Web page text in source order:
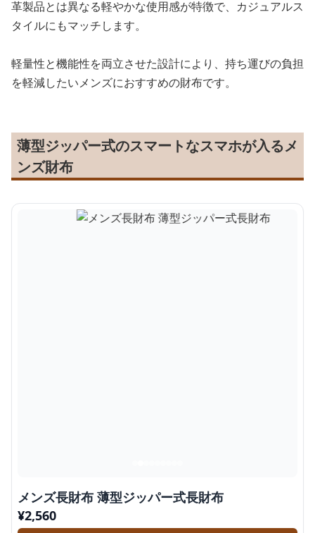
革製品とは異なる軽やかな使用感が特徴で、カジュアルス
タイルにもマッチします。
軽量性と機能性を両立させた設計により、持ち運びの負担
を軽減したいメンズにおすすめの財布です。
薄型ジッパー式のスマートなスマホが入るメ
ンズ財布
メンズ長財布 薄型ジッパー式長財布
¥2,560